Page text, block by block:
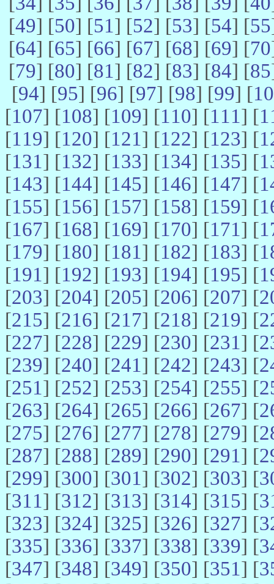
[49] [50] [51] [52] [53] [54] [55
[64] [65] [66] [67] [68] [69] [70
[79] [80] [81] [82] [83] [84] [85
[94] [95] [96] [97] [98] [99] [
[107] [108] [109] [110] [111] [
[119] [120] [121] [122] [123] [
[131] [132] [133] [134] [135] [
[143] [144] [145] [146] [147] [
[155] [156] [157] [158] [159] [
[167] [168] [169] [170] [171] [
[179] [180] [181] [182] [183] [
[191] [192] [193] [194] [195] [
[203] [204] [205] [206] [207] [
[215] [216] [217] [218] [219] [
[227] [228] [229] [230] [231] [
[239] [240] [241] [242] [243] [
[251] [252] [253] [254] [255] [
[263] [264] [265] [266] [267] [
[275] [276] [277] [278] [279] [
[287] [288] [289] [290] [291] [
[299] [300] [301] [302] [303] [
[311] [312] [313] [314] [315] [
[323] [324] [325] [326] [327] [
[335] [336] [337] [338] [339] [
[347] [348] [349] [350] [351] [